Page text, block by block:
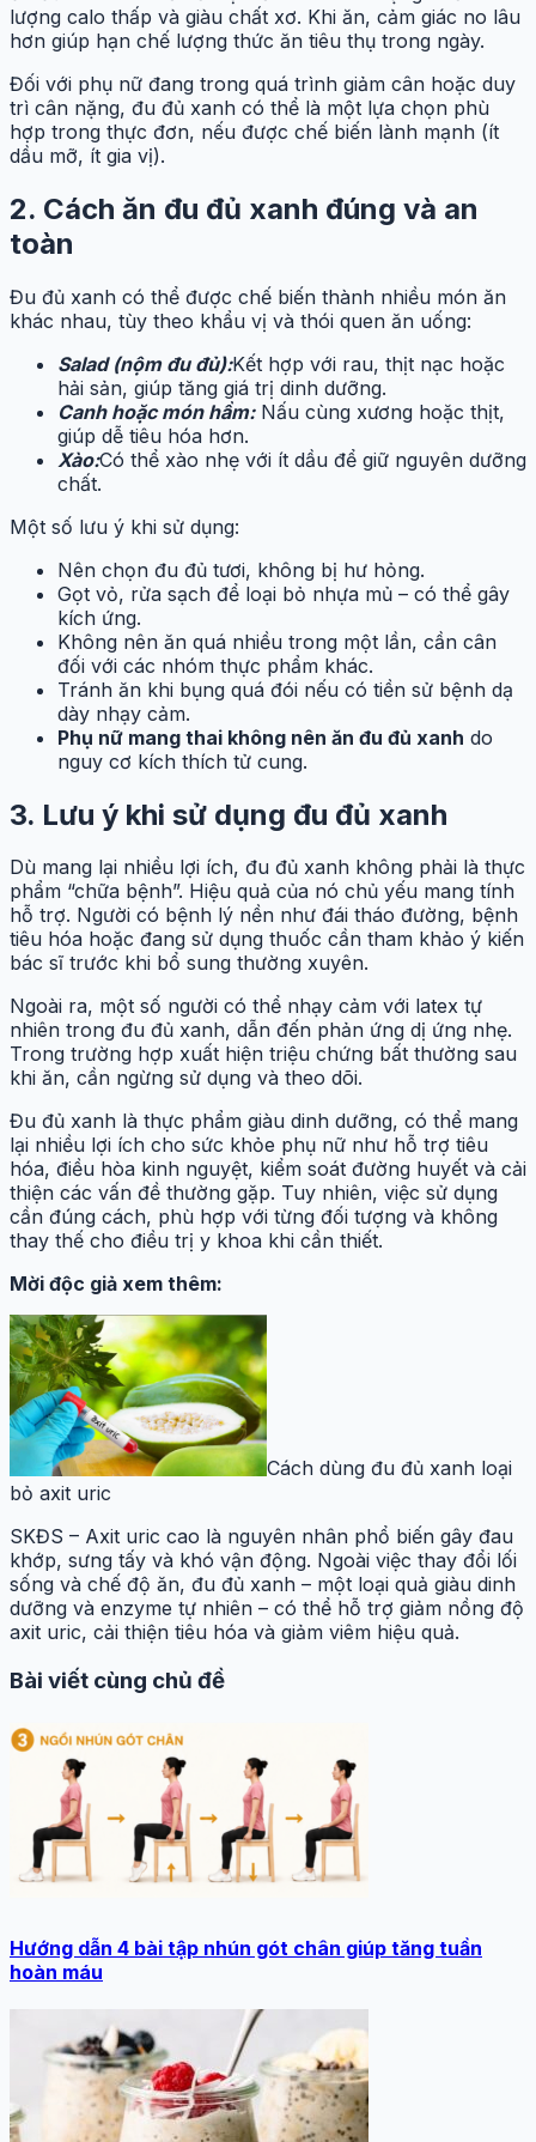
lượng calo thấp và giàu chất xơ. Khi ăn, cảm giác no lâu
hơn giúp hạn chế lượng thức ăn tiêu thụ trong ngày.
Đối với phụ nữ đang trong quá trình giảm cân hoặc duy
trì cân nặng, đu đủ xanh có thể là một lựa chọn phù
hợp trong thực đơn, nếu được chế biến lành mạnh (ít
dầu mỡ, ít gia vị).
2. Cách ăn đu đủ xanh đúng và an
toàn
Đu đủ xanh có thể được chế biến thành nhiều món ăn
khác nhau, tùy theo khẩu vị và thói quen ăn uống:
Salad (nộm đu đủ):Kết hợp với rau, thịt nạc hoặc
hải sản, giúp tăng giá trị dinh dưỡng.
Canh hoặc món hầm:Nấu cùng xương hoặc thịt,
giúp dễ tiêu hóa hơn.
Xào:Có thể xào nhẹ với ít dầu để giữ nguyên dưỡng
chất.
Một số lưu ý khi sử dụng:
Nên chọn đu đủ tươi, không bị hư hỏng.
Gọt vỏ, rửa sạch để loại bỏ nhựa mủ – có thể gây
kích ứng.
Không nên ăn quá nhiều trong một lần, cần cân
đối với các nhóm thực phẩm khác.
Tránh ăn khi bụng quá đói nếu có tiền sử bệnh dạ
dày nhạy cảm.
Phụ nữ mang thai không nên ăn đu đủ xanh do
nguy cơ kích thích tử cung.
3. Lưu ý khi sử dụng đu đủ xanh
Dù mang lại nhiều lợi ích, đu đủ xanh không phải là thực
phẩm “chữa bệnh”. Hiệu quả của nó chủ yếu mang tính
hỗ trợ. Người có bệnh lý nền như đái tháo đường, bệnh
tiêu hóa hoặc đang sử dụng thuốc cần tham khảo ý kiến
bác sĩ trước khi bổ sung thường xuyên.
Ngoài ra, một số người có thể nhạy cảm với latex tự
nhiên trong đu đủ xanh, dẫn đến phản ứng dị ứng nhẹ.
Trong trường hợp xuất hiện triệu chứng bất thường sau
khi ăn, cần ngừng sử dụng và theo dõi.
Đu đủ xanh là thực phẩm giàu dinh dưỡng, có thể mang
lại nhiều lợi ích cho sức khỏe phụ nữ như hỗ trợ tiêu
hóa, điều hòa kinh nguyệt, kiểm soát đường huyết và cải
thiện các vấn đề thường gặp. Tuy nhiên, việc sử dụng
cần đúng cách, phù hợp với từng đối tượng và không
thay thế cho điều trị y khoa khi cần thiết.
Mời độc giả xem thêm:
Cách dùng đu đủ xanh loại
bỏ axit uric
SKĐS – Axit uric cao là nguyên nhân phổ biến gây đau
khớp, sưng tấy và khó vận động. Ngoài việc thay đổi lối
sống và chế độ ăn, đu đủ xanh – một loại quả giàu dinh
dưỡng và enzyme tự nhiên – có thể hỗ trợ giảm nồng độ
axit uric, cải thiện tiêu hóa và giảm viêm hiệu quả.
Bài viết cùng chủ đề
Hướng dẫn 4 bài tập nhún gót chân giúp tăng tuần
hoàn máu